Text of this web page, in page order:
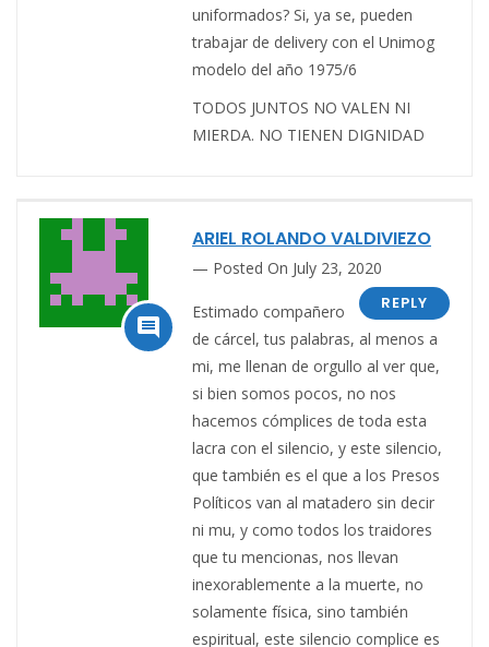
uniformados? Si, ya se, pueden
trabajar de delivery con el Unimog
modelo del año 1975/6
TODOS JUNTOS NO VALEN NI
MIERDA. NO TIENEN DIGNIDAD

ARIEL ROLANDO VALDIVIEZO
Posted On July 23, 2020
REPLY
Estimado compañero
de cárcel, tus palabras, al menos a
mi, me llenan de orgullo al ver que,
si bien somos pocos, no nos
hacemos cómplices de toda esta
lacra con el silencio, y este silencio,
que también es el que a los Presos
Políticos van al matadero sin decir
ni mu, y como todos los traidores
que tu mencionas, nos llevan
inexorablemente a la muerte, no
solamente física, sino también
espiritual, este silencio complice es